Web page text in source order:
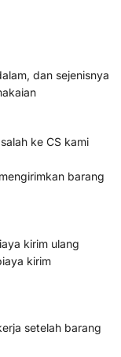
dan sejenisnya
ke CS kami
barang
kirim ulang
kirim
setelah barang